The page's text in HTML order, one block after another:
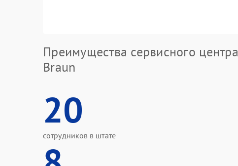
Преимущества сервисного центра
Braun
20
сотрудников в штате